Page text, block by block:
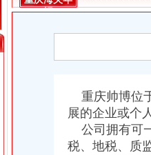
(进出口权)
九1000万 （增资）
报
重庆帅博位
展的企业或个
公司拥有可
税、地税、质